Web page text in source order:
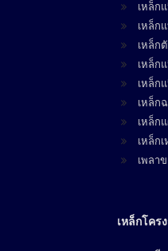
เหล็ก
เหล็ก
เหล็ก
เหล็ก
เหล็ก
เหล็ก
เหล็ก
เหล็ก
เพลา
เหล็กโคร